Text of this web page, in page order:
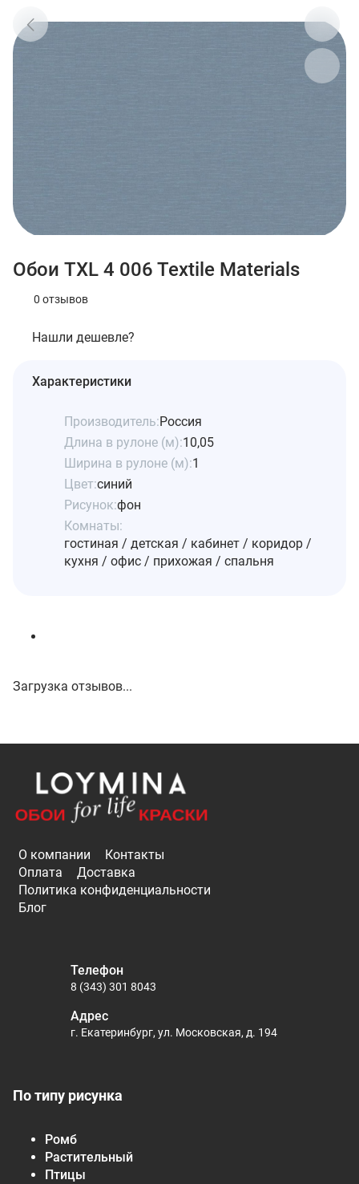
Обои TXL 4 006 Textile Materials
0 отзывов
Нашли дешевле?
Характеристики
Производитель:Россия
Длина в рулоне (м):10,05
Ширина в рулоне (м):1
Цвет:синий
Рисунок:фон
Комнаты:
гостиная / детская / кабинет / коридор /
кухня / офис / прихожая / спальня
Загрузка отзывов...
О компании
Контакты
Оплата
Доставка
Политика конфиденциальности
Блог
По типу рисунка
Ромб
Растительный
Птицы
Телефон
8 (343) 301 8043
Адрес
г. Екатеринбург, ул. Московская, д. 194